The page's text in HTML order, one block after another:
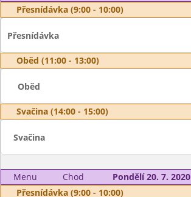
Přesnídávka (9:00 - 10:00)
Přesnídávka
Oběd (11:00 - 13:00)
Oběd
Svačina (14:00 - 15:00)
Svačina
Menu Chod
Pondělí 20. 7. 2020
Přesnídávka (9:00 - 10:00)